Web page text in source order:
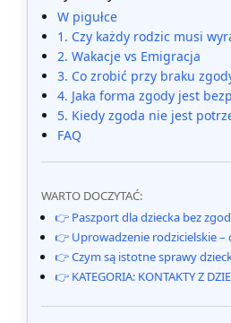
W pigułce
1. Czy każdy rodzic musi
2. Wakacje vs Emigracja
3. Co zrobić przy braku
4. Jaka forma zgody jest
5. Kiedy zgoda nie jest
FAQ
WARTO DOCZYTAĆ:
👉 Paszport dla dziecka bez
👉 Uprowadzenie rodzicielskie –
👉 Czym są istotne sprawy
👉 KATEGORIA: KONTAKTY Z